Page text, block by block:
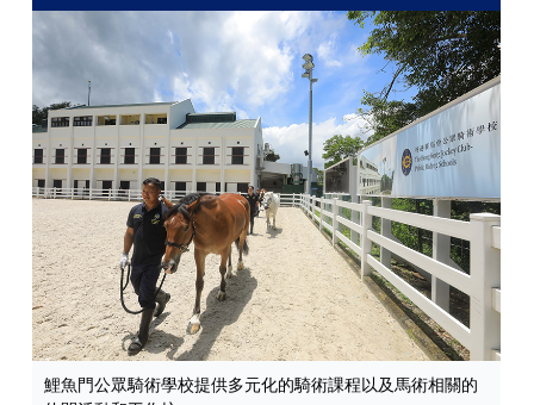
鯉魚門公眾騎術學校提供多元化的騎術課程以及馬術相關的